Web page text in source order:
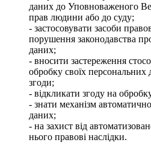
даних до Уповноваженого
прав людини або до суду;
- застосовувати засоби
порушення законодавства
даних;
- вносити застереження
обробку своїх персональних
згоди;
- відкликати згоду на
- знати механізм
даних;
- на захист від
нього правові наслідки.